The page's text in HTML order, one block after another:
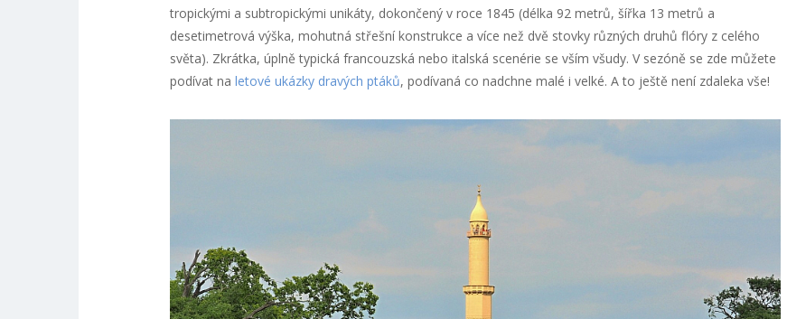
tropickými a subtropickými unikáty, dokončený v roce 1845 (délka 92 metrů, šířka 13 metrů a
desetimetrová výška, mohutná střešní konstrukce a více než dvě stovky různých druhů flóry z celého
světa). Zkrátka, úplně typická francouzská nebo italská scenérie se vším všudy. V sezóně se zde můžete
podívat na letové ukázky dravých ptáků, podívaná co nadchne malé i velké. A to ještě není zdaleka vše!